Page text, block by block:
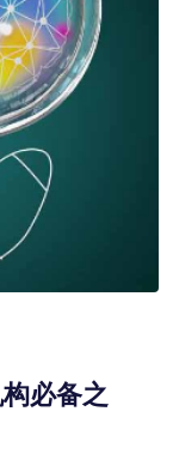
必备之